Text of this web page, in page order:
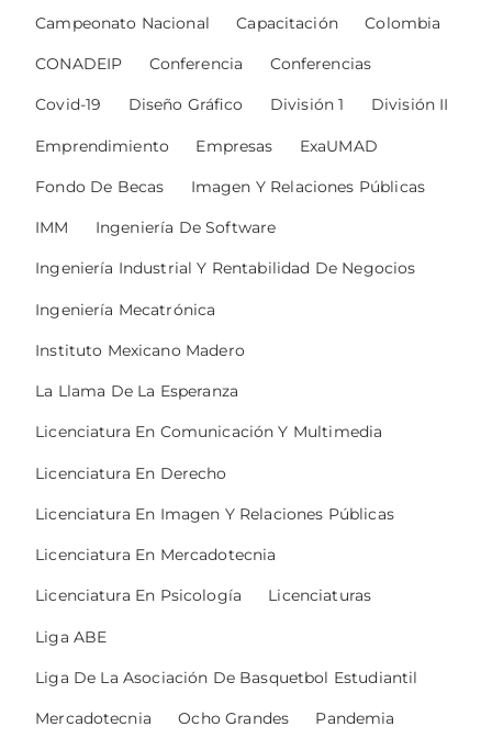
Campeonato Nacional Capacitación Colombia
CONADEIP Conferencia Conferencias
Covid-19 Diseño Gráfico División 1 División II
Emprendimiento Empresas ExaUMAD
Fondo De Becas Imagen Y Relaciones Públicas
IMM Ingeniería De Software
Ingeniería Industrial Y Rentabilidad De Negocios
Ingeniería Mecatrónica
Instituto Mexicano Madero
La Llama De La Esperanza
Licenciatura En Comunicación Y Multimedia
Licenciatura En Derecho
Licenciatura En Imagen Y Relaciones Públicas
Licenciatura En Mercadotecnia
Licenciatura En Psicología Licenciaturas
Liga ABE
Liga De La Asociación De Basquetbol Estudiantil
Mercadotecnia Ocho Grandes Pandemia